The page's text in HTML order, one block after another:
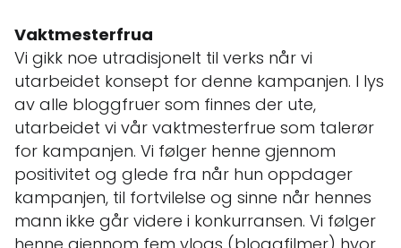
Vaktmesterfrua
Vi gikk noe utradisjonelt til verks når vi
utarbeidet konsept for denne kampanjen. I lys
av alle bloggfruer som finnes der ute,
utarbeidet vi vår vaktmesterfrue som talerør
for kampanjen. Vi følger henne gjennom
positivitet og glede fra når hun oppdager
kampanjen, til fortvilelse og sinne når hennes
mann ikke går videre i konkurransen. Vi følger